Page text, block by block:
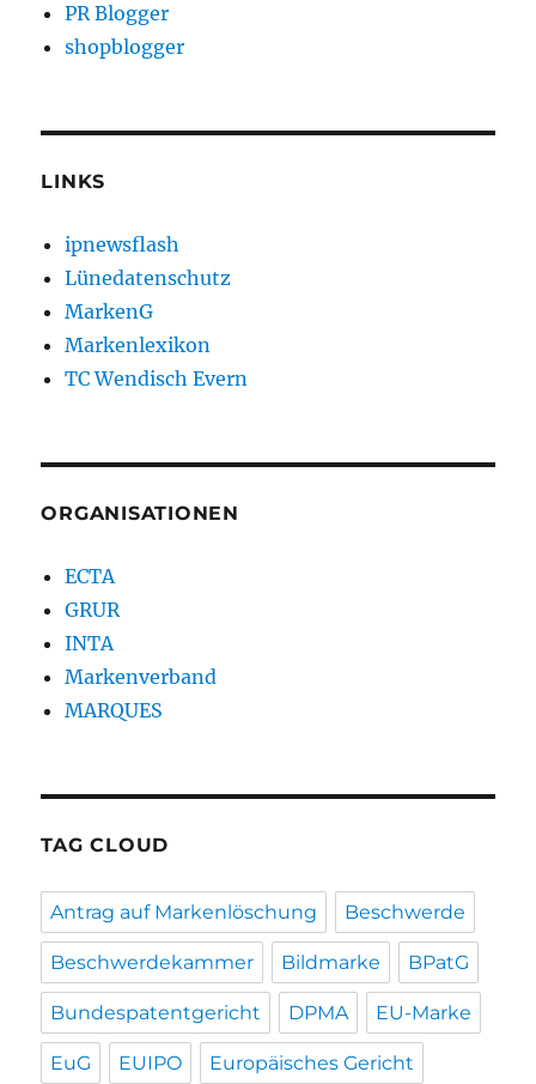
PR Blogger
shopblogger
LINKS
ipnewsflash
Lünedatenschutz
MarkenG
Markenlexikon
TC Wendisch Evern
ORGANISATIONEN
ECTA
GRUR
INTA
Markenverband
MARQUES
TAG CLOUD
Antrag auf Markenlöschung Beschwerde
Beschwerdekammer Bildmarke BPatG
Bundespatentgericht DPMA EU-Marke
EuG EUIPO Europäisches Gericht